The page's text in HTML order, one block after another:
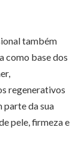
também
como base dos
regenerativos
parte da sua
pele, firmeza e